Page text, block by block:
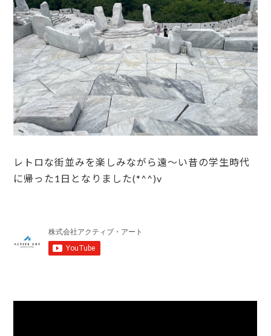
レトロな街並みを楽しみながら遠～い昔の学生時代
に帰った1日となりました(*^^)v